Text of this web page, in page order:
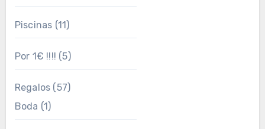
Piscinas (11)
Por 1€ !!!! (5)
Regalos (57)
Boda (1)